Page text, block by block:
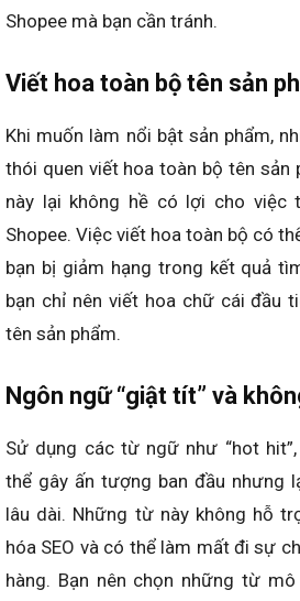
Shopee mà bạn cần tránh.
Viết hoa toàn bộ tên sản
Khi muốn làm nổi bật sản phẩm,
thói quen viết hoa toàn bộ tên sản
này lại không hề có lợi cho việc
Shopee. Việc viết hoa toàn bộ có
bạn bị giảm hạng trong kết quả
bạn chỉ nên viết hoa chữ cái đầu
tên sản phẩm.
Ngôn ngữ “giật tít” và
Sử dụng các từ ngữ như “hot hit”,
thể gây ấn tượng ban đầu nhưng
lâu dài. Những từ này không hỗ
hóa SEO và có thể làm mất đi sự
hàng. Bạn nên chọn những từ